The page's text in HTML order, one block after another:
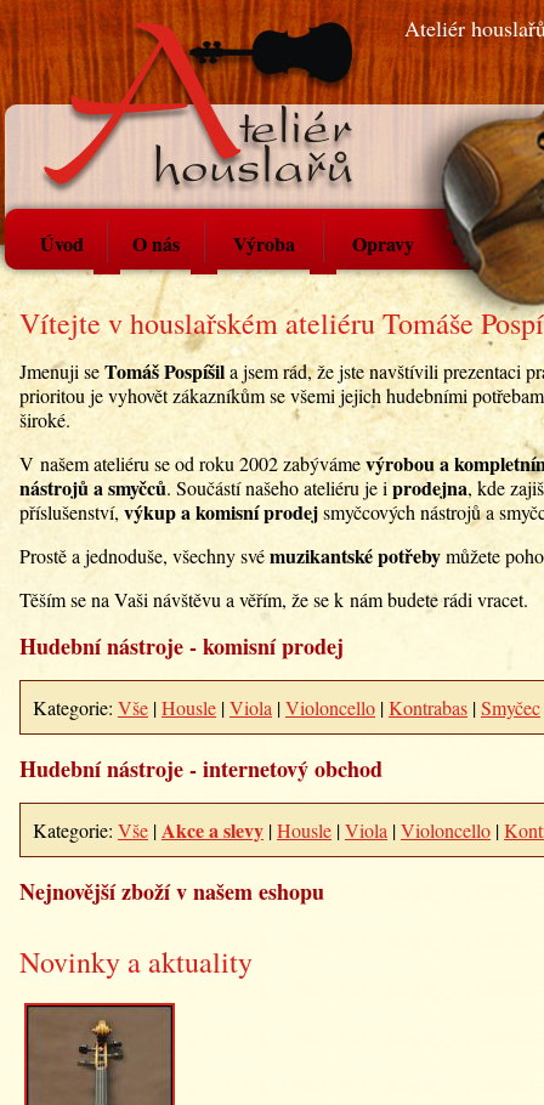
Ateliér
Úvod O nás Výroba Opravy
Vítejte v houslařském ateliéru Tomáše
Jmenuji seTomáš Pospíšila jsem rád, že jste navštívili prezentaci
prioritou je vyhovět zákazníkům se všemi jejich hudebními
široké.
V našem ateliéru se od roku 2002 zabývámevýrobou a
nástrojů a smyčců. Součástí našeho ateliéru je iprodejna, kde
příslušenství, výkup a komisní prodejsmyčcových nástrojů a
Prostě a jednoduše, všechny svémuzikantské potřebymůžete
Těším se na Vaši návštěvu a věřím, že se k nám budete rádi vracet.
Hudební nástroje - komisní prodej
Kategorie: Vše |Housle |Viola |Violoncello |Kontrabas |Smyčec
Hudební nástroje - internetový obchod
Kategorie: Vše |Akce a slevy |Housle |Viola |Violoncello |
Nejnovější zboží v našem eshopu
Novinky a aktuality